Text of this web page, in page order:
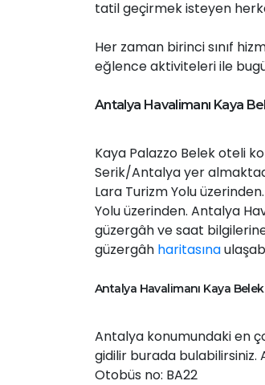
tatil geçirmek isteyen
Her zaman birinci sınıf
eğlence aktiviteleri ile
Antalya Havalimanı Kaya
Kaya Palazzo Belek oteli
Serik/Antalya yer
Lara Turizm Yolu
Yolu üzerinden. Antalya
güzergâh ve saat
güzergâh haritasına
Antalya Havalimanı Kaya
Antalya konumundaki en
gidilir burada bulabilirsiniz.
Otobüs no: BA22